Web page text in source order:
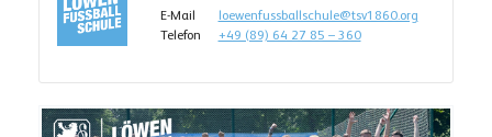
E-Mail
loewenfussballschule@tsv1860.org
Telefon
+49 (89) 64 27 85 – 360